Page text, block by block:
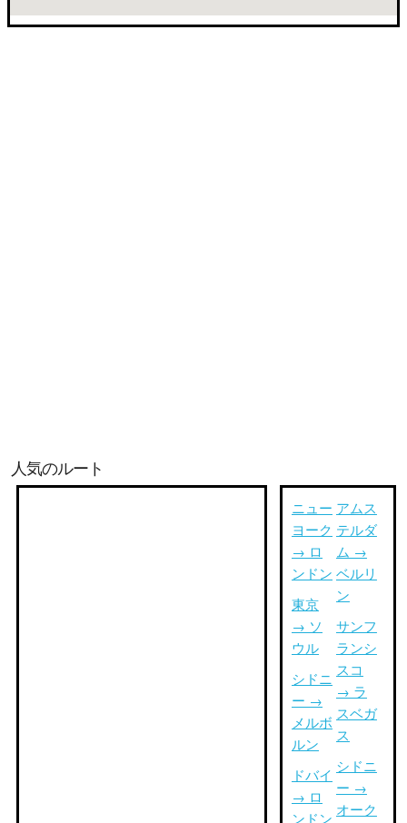
人気のルート
ニュー
ヨーク
→ ロ
ンドン
東京
→ ソ
ウル
シドニ
ー →
メルボ
ルン
ドバイ
→ ロ
ンドン
アムス
テルダ
ム →
ベルリ
ン
サンフ
ランシ
スコ
→ ラ
スベガ
ス
シドニ
ー →
オーク